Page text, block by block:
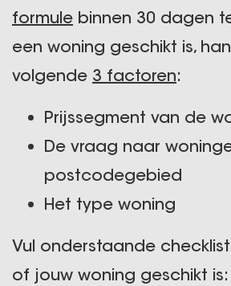
formule binnen 30 dagen
een woning geschikt is,
volgende 3 factoren:
Prijssegment van de
De vraag naar
postcodegebied
Het type woning
Vul onderstaande
of jouw woning geschikt is: